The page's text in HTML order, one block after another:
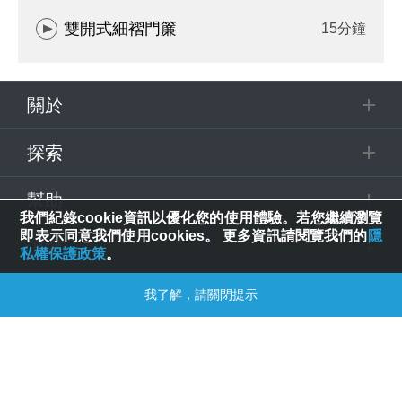
雙開式細褶門簾 15分鐘
關於
探索
幫助
追蹤
© 2025 Spring House Entertainment Tech. Inc. All Rights Reserved.
我們紀錄cookie資訊以優化您的使用體驗。若您繼續瀏覽
即表示同意我們使用cookies。 更多資訊請閱覽我們的隱
私權保護政策。
我了解，請關閉提示